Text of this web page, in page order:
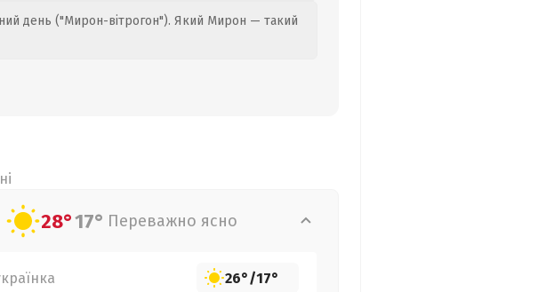
день ("Мирон-вітрогон"). Який Мирон — такий
28°17° Переважно ясно
26°/17°